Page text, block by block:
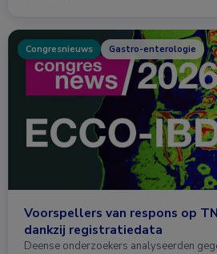
Congresnieuws Gastro-enterologie
Voorspellers van respons op
dankzij registratiedata
Deense onderzoekers analyseerden